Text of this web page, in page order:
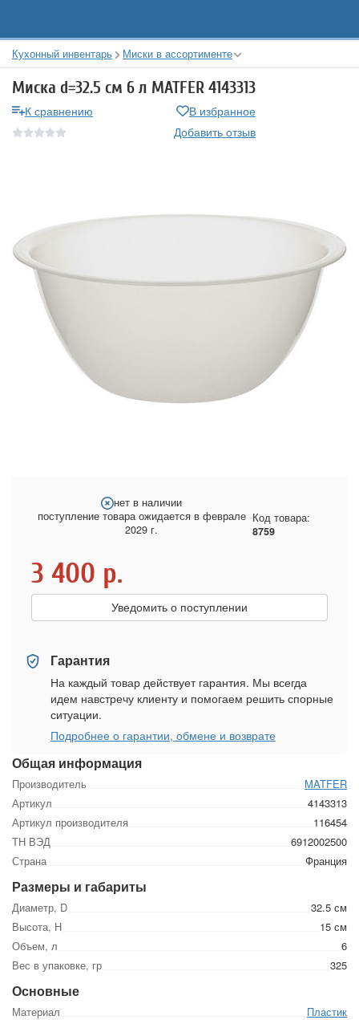
Кухонный инвентарь Миски в ассортименте
Миска d=32.5 см 6 л MATFER 4143313
К сравнению
В избранное
Добавить отзыв
Общая информация
Производитель
MATFER
Артикул
4143313
Артикул производителя
116454
ТН ВЭД
6912002500
Страна
Франция
Размеры и габариты
Диаметр, D
32.5 см
Высота, Н
15 см
Объем, л
6
Вес в упаковке, гр
325
Основные
Материал Пластик
нет в наличии
поступление товара ожидается в феврале
2029 г.
Код товара:
8759
3 400 р.
Уведомить о поступлении
Гарантия
На каждый товар действует гарантия. Мы всегда
идем навстречу клиенту и помогаем решить спорные
ситуации.
Подробнее о гарантии, обмене и возврате